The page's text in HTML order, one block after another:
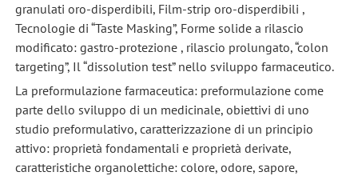
granulati oro-disperdibili, Film-strip oro-disperdibili ,
Tecnologie di “Taste Masking”, Forme solide a rilascio
modificato: gastro-protezione , rilascio prolungato, “colon
targeting”, Il “dissolution test” nello sviluppo farmaceutico.
La preformulazione farmaceutica: preformulazione come
parte dello sviluppo di un medicinale, obiettivi di uno
studio preformulativo, caratterizzazione di un principio
attivo: proprietà fondamentali e proprietà derivate,
caratteristiche organolettiche: colore, odore, sapore,